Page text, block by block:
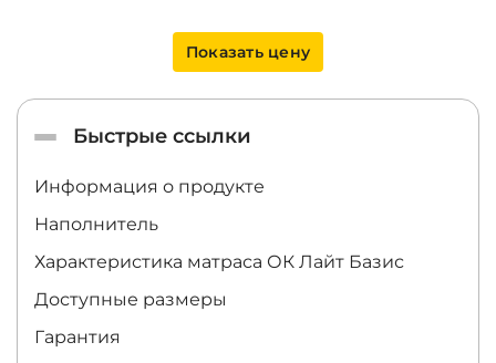
Показать цену
Быстрые ссылки
Информация о продукте
Наполнитель
Характеристика матраса ОК Лайт Базис
Доступные размеры
Гарантия